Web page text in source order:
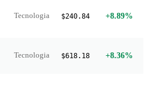
Tecnologia $240.84 +8.89%
Tecnologia $618.18 +8.36%